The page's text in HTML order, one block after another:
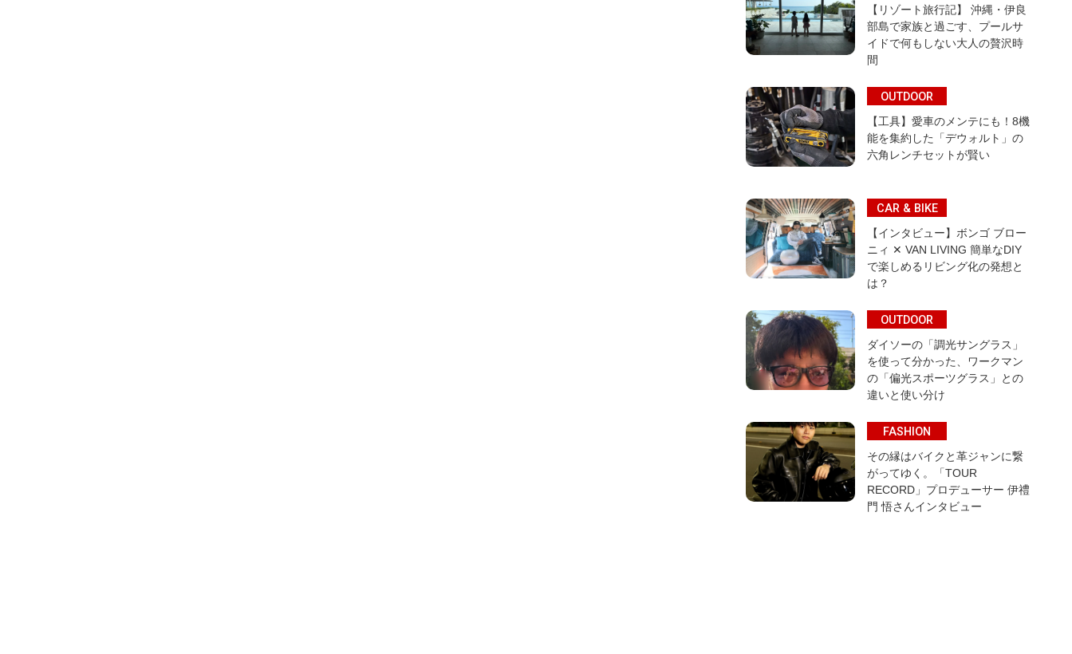
【リゾート旅行記】 沖縄・伊良
部島で家族と過ごす、プールサ
イドで何もしない大人の贅沢時
間
OUTDOOR
【工具】愛車のメンテにも！8機
能を集約した「デウォルト」の
六角レンチセットが賢い
CAR & BIKE
【インタビュー】ボンゴ ブロー
ニィ ✕ VAN LIVING 簡単なDIY
で楽しめるリビング化の発想と
は？
OUTDOOR
ダイソーの「調光サングラス」
を使って分かった、ワークマン
の「偏光スポーツグラス」との
違いと使い分け
FASHION
その縁はバイクと革ジャンに繋
がってゆく。「TOUR
RECORD」プロデューサー 伊禮
門 悟さんインタビュー